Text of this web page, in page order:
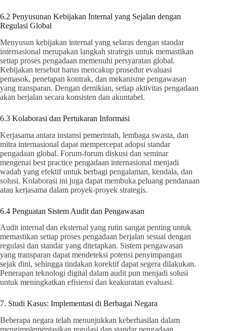
6.2 Penyusunan Kebijakan Internal yang Sejalan dengan
Regulasi Global
Menyusun kebijakan internal yang selaras dengan standar
internasional merupakan langkah strategis untuk memastikan
setiap proses pengadaan memenuhi persyaratan global.
Kebijakan tersebut harus mencakup prosedur evaluasi
pemasok, penetapan kontrak, dan mekanisme pengawasan
yang transparan. Dengan demikian, setiap aktivitas pengadaan
akan berjalan secara konsisten dan akuntabel.
6.3 Kolaborasi dan Pertukaran Informasi
Kerjasama antara instansi pemerintah, lembaga swasta, dan
mitra internasional dapat mempercepat adopsi standar
pengadaan global. Forum-forum diskusi dan seminar
mengenai best practice pengadaan internasional menjadi
wadah yang efektif untuk berbagi pengalaman, kendala, dan
solusi. Kolaborasi ini juga dapat membuka peluang pendanaan
atau kerjasama dalam proyek-proyek strategis.
6.4 Penguatan Sistem Audit dan Pengawasan
Audit internal dan eksternal yang rutin sangat penting untuk
memastikan setiap proses pengadaan berjalan sesuai dengan
regulasi dan standar yang ditetapkan. Sistem pengawasan
yang transparan dapat mendeteksi potensi penyimpangan
sejak dini, sehingga tindakan korektif dapat segera dilakukan.
Penerapan teknologi digital dalam audit pun menjadi solusi
untuk meningkatkan efisiensi dan keakuratan evaluasi.
7. Studi Kasus: Implementasi di Berbagai Negara
Beberapa negara telah menunjukkan keberhasilan dalam